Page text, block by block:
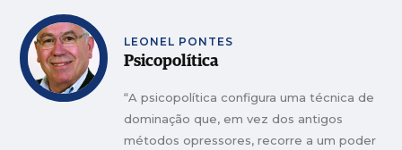
LEONEL PONTES
Psicopolítica
“A psicopolítica configura uma técnica de
dominação que, em vez dos antigos
métodos opressores, recorre a um poder